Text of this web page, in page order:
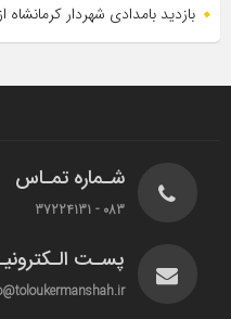
بازدید بامدادی شهردار
شـماره تمـاس
083 - 37224131
پسـت